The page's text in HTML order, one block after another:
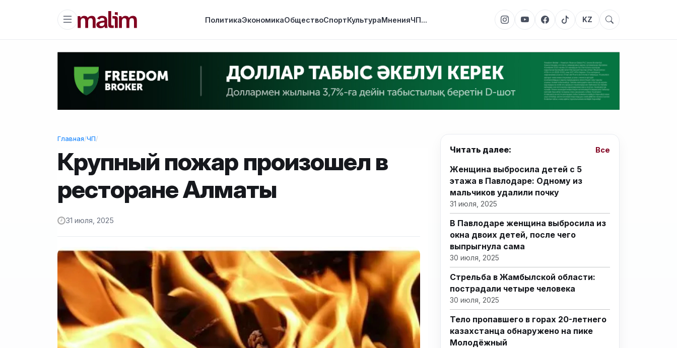
ПолитикаЭкономикаОбществоСпортКультураМненияЧП... KZ
Главная/ЧП/
Крупный пожар произошел в
ресторане Алматы
31 июля, 2025
Читать далее: Все
Женщина выбросила детей с 5
этажа в Павлодаре: Одному из
мальчиков удалили почку
31 июля, 2025
В Павлодаре женщина выбросила из
окна двоих детей, после чего
выпрыгнула сама
30 июля, 2025
Стрельба в Жамбылской области:
пострадали четыре человека
30 июля, 2025
Тело пропавшего в горах 20-летнего
казахстанца обнаружено на пике
Молодёжный